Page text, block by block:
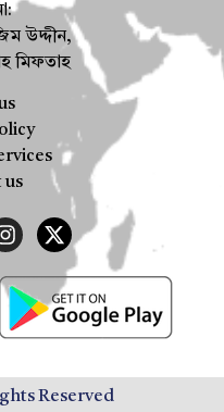
উদ্দীন,
মিফতাহ
us
Reserved